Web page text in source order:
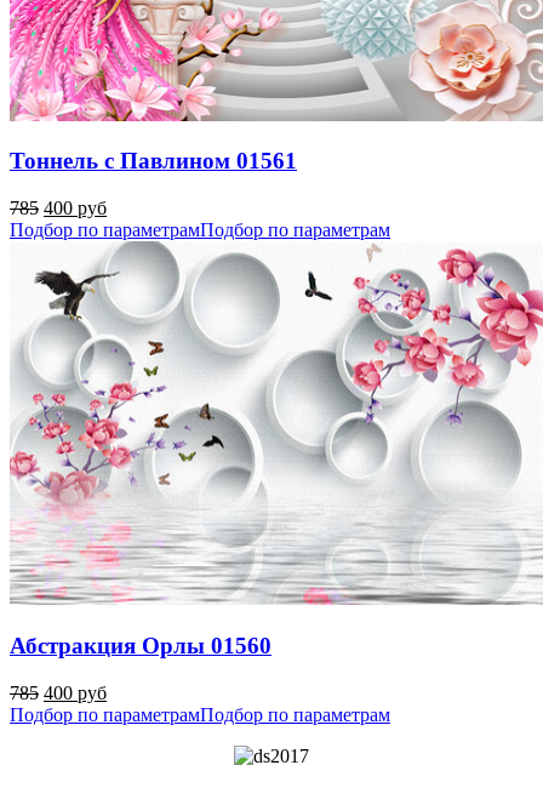
Тоннель с Павлином 01561
785 400 руб
Подбор по параметрамПодбор по параметрам
Абстракция Орлы 01560
785 400 руб
Подбор по параметрамПодбор по параметрам